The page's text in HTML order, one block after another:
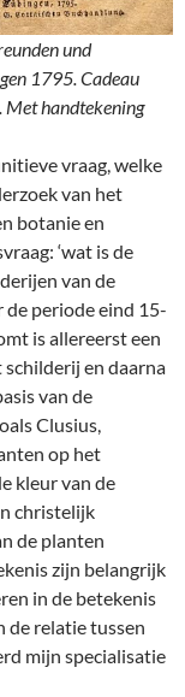
und
1795. Cadeau
Met handtekening
vraag, welke
van het
botanie en
‘wat is de
van de
de periode eind 15-
is allereerst een
schilderij en daarna
van de
Clusius,
op het
kleur van de
christelijk
de planten
zijn belangrijk
in de betekenis
de relatie tussen
mijn specialisatie